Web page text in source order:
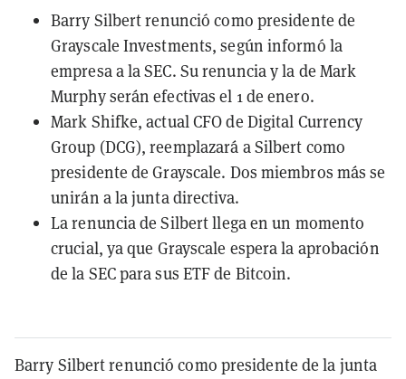
Barry Silbert renunció como presidente de
Grayscale Investments, según informó la
empresa a la SEC. Su renuncia y la de Mark
Murphy serán efectivas el 1 de enero.
Mark Shifke, actual CFO de Digital Currency
Group (DCG), reemplazará a Silbert como
presidente de Grayscale. Dos miembros más se
unirán a la junta directiva.
La renuncia de Silbert llega en un momento
crucial, ya que Grayscale espera la aprobación
de la SEC para sus ETF de Bitcoin.
Barry Silbert renunció como presidente de la junta